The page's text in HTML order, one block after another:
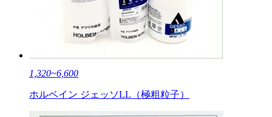
1,320~6,600
ホルベイン ジェッソLL（極粗粒子）